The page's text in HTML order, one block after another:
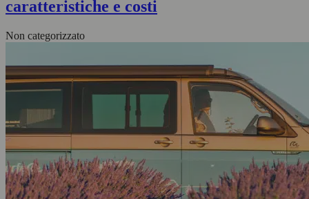
caratteristiche e costi
Non categorizzato